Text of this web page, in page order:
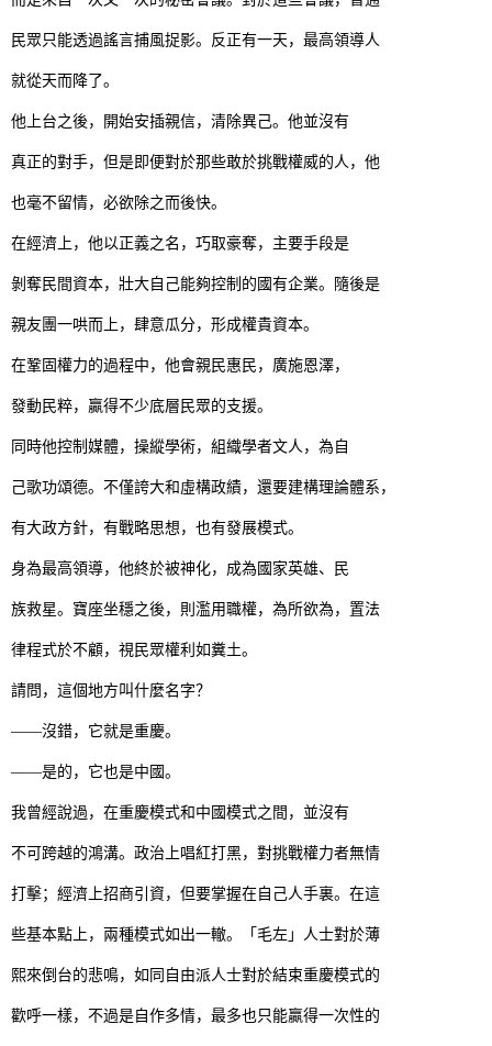
民眾只能透過謠言捕風捉影。反正有一天，最高領導人
就從天而降了。
他上台之後，開始安插親信，清除異己。他並沒有
真正的對手，但是即便對於那些敢於挑戰權威的人，他
也毫不留情，必欲除之而後快。
在經濟上，他以正義之名，巧取豪奪，主要手段是
剝奪民間資本，壯大自己能夠控制的國有企業。隨後是
親友團一哄而上，肆意瓜分，形成權貴資本。
在鞏固權力的過程中，他會親民惠民，廣施恩澤，
發動民粹，贏得不少底層民眾的支援。
同時他控制媒體，操縱學術，組織學者文人，為自
己歌功頌德。不僅誇大和虛構政績，還要建構理論體系，
有大政方針，有戰略思想，也有發展模式。
身為最高領導，他終於被神化，成為國家英雄、民
族救星。寶座坐穩之後，則濫用職權，為所欲為，置法
律程式於不顧，視民眾權利如糞土。
請問，這個地方叫什麼名字？
——沒錯，它就是重慶。
——是的，它也是中國。
我曾經說過，在重慶模式和中國模式之間，並沒有
不可跨越的鴻溝。政治上唱紅打黑，對挑戰權力者無情
打擊；經濟上招商引資，但要掌握在自己人手裏。在這
些基本點上，兩種模式如出一轍。「毛左」人士對於薄
熙來倒台的悲鳴，如同自由派人士對於結束重慶模式的
歡呼一樣，不過是自作多情，最多也只能贏得一次性的